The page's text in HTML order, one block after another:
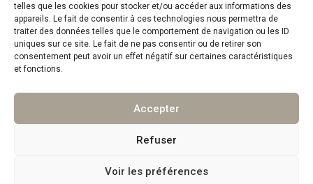
telles que les cookies pour stocker et/ou accéder aux informations des
appareils. Le fait de consentir à ces technologies nous permettra de
traiter des données telles que le comportement de navigation ou les ID
uniques sur ce site. Le fait de ne pas consentir ou de retirer son
consentement peut avoir un effet négatif sur certaines caractéristiques
et fonctions.
Accepter
Refuser
Voir les préférences
Bénédicte Beaune
©ENCRE & ARGILE
TOUS DROITS RESERVES